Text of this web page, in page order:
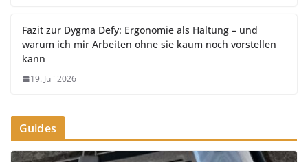
Fazit zur Dygma Defy: Ergonomie als Haltung – und
warum ich mir Arbeiten ohne sie kaum noch vorstellen
kann
19. Juli 2026
Guides